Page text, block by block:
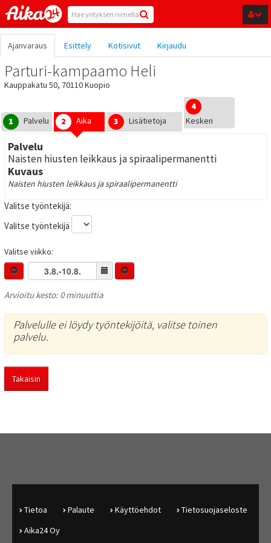
Hyppää pääsisältöön
Ajanvaraus Esittely Kotisivut Kirjaudu
Parturi-kampaamo Heli
Kauppakatu 50, 70110 Kuopio
1 Palvelu 2 Aika 3 Lisätietoja
4
Kesken
Palvelu
Naisten hiusten leikkaus ja spiraalipermanentti
Kuvaus
Naisten hiusten leikkaus ja spiraalipermanentti
Valitse työntekijä:
Valitse työntekijä
Valitse viikko:
Arvioitu kesto: 0 minuuttia
Palvelulle ei löydy työntekijöitä, valitse toinen
palvelu.
Takaisin
Tietoa Palaute Käyttöehdot
Tietosuojaseloste
Aika24 Oy